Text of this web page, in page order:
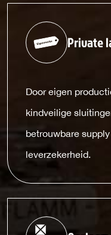
Private
Door eigen
kindveilige
betrouwbare
leverzekerheid.